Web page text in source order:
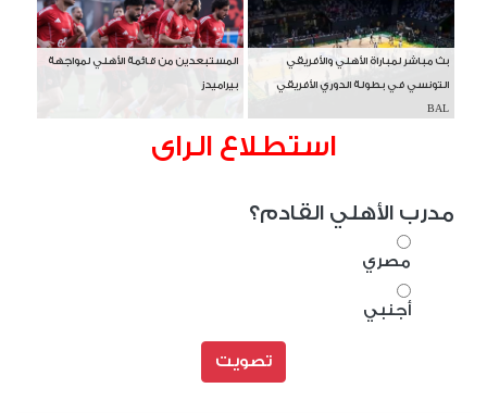
بث مباشر لمباراة الأهلي والأفريقي
التونسي في بطولة الدوري الأفريقي
BAL
المستبعدين من قائمة الأهلي لمواجهة
بيراميدز
استطلاع الراى
مدرب الأهلي القادم؟
مصري
أجنبي
تصويت